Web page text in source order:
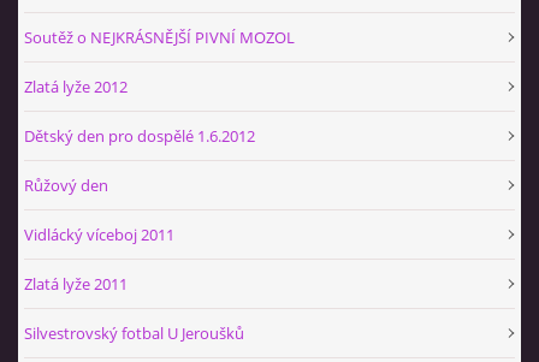
Soutěž o NEJKRÁSNĚJŠÍ PIVNÍ MOZOL
Zlatá lyže 2012
Dětský den pro dospělé 1.6.2012
Růžový den
Vidlácký víceboj 2011
Zlatá lyže 2011
Silvestrovský fotbal U Jeroušků